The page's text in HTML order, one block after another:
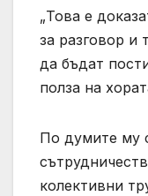
„Това е
за разговор и
да бъдат
полза на
По думите му
колективни